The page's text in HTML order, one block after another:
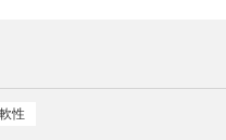
性